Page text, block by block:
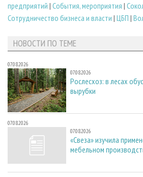
предприятий | События, мероприятия |
Сотрудничество бизнеса и власти | ЦБП |
НОВОСТИ ПО ТЕМЕ
07.08.2026
07.08.2026
Рослесхоз: в лесах
вырубки
07.08.2026
07.08.2026
«Свеза» изучила
мебельном